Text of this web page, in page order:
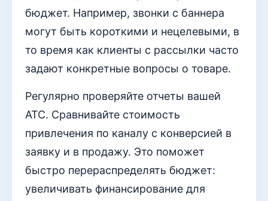
бюджет. Например, звонки с баннера
могут быть короткими и нецелевыми, в
то время как клиенты с рассылки часто
задают конкретные вопросы о товаре.
Регулярно проверяйте отчеты вашей
АТС. Сравнивайте стоимость
привлечения по каналу с конверсией в
заявку и в продажу. Это поможет
быстро перераспределять бюджет:
увеличивать финансирование для